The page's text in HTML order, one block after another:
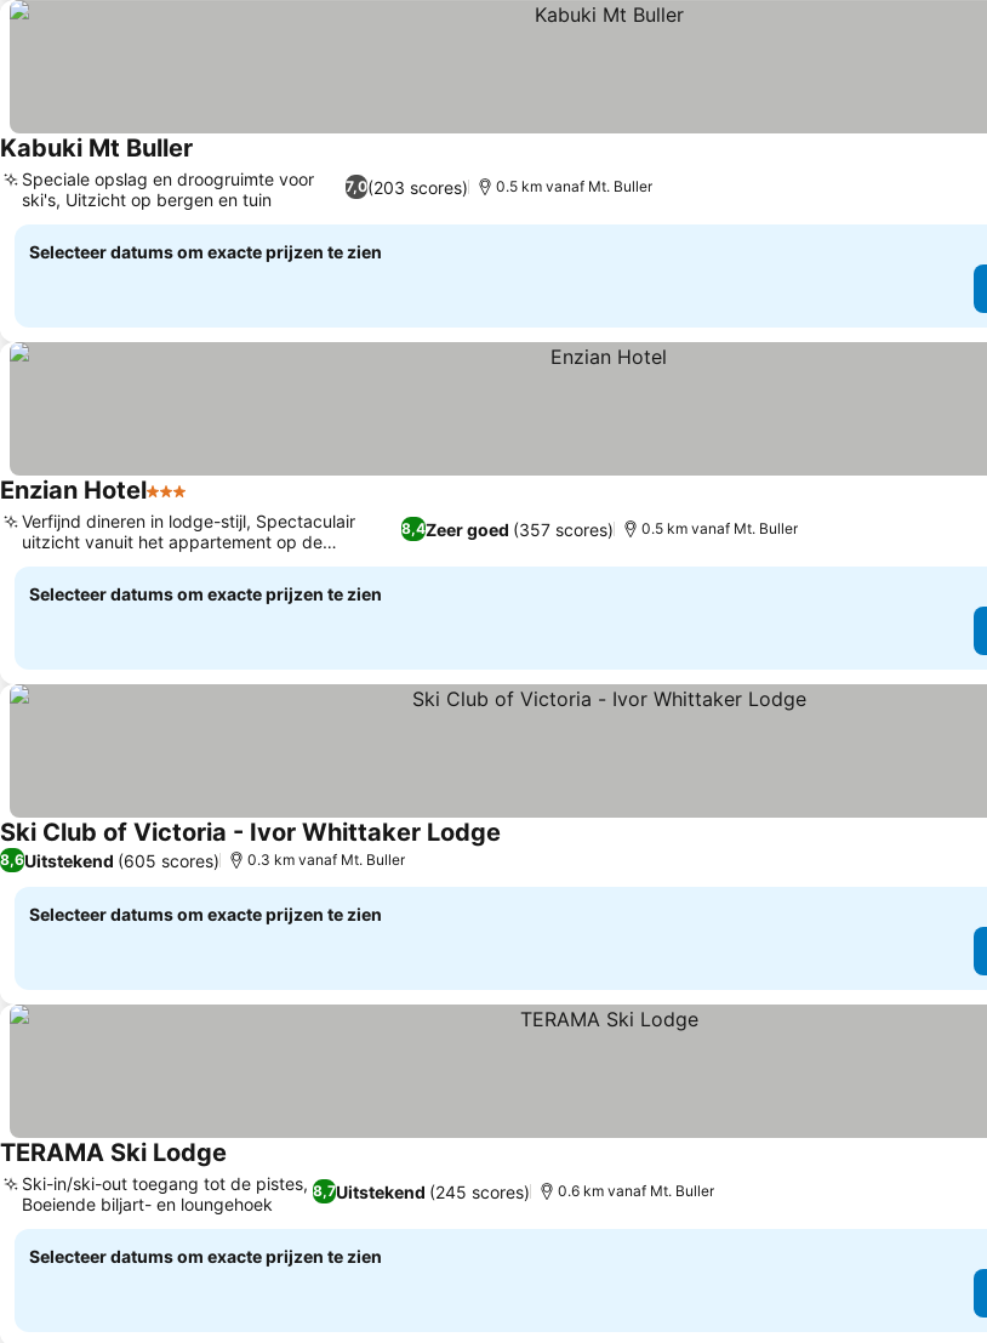
Kabuki Mt Buller
7,0(203 scores)
Speciale opslag en droogruimte voor
ski's, Uitzicht op bergen en tuin
0.5 km vanaf Mt. Buller
Selecteer datums om exacte prijzen te zien
Enzian Hotel3 Sterren
8,4Zeer goed (357 scores)
Verfijnd dineren in lodge-stijl, Spectaculair
uitzicht vanuit het appartement op de
bovenste verdieping
0.5 km vanaf Mt. Buller
Selecteer datums om exacte prijzen te zien
Ski Club of Victoria - Ivor Whittaker Lodge
8,6Uitstekend (605 scores) 0.3 km vanaf Mt. Buller
Selecteer datums om exacte prijzen te zien
TERAMA Ski Lodge
8,7Uitstekend (245 scores)
Ski-in/ski-out toegang tot de pistes,
Boeiende biljart- en loungehoek
0.6 km vanaf Mt. Buller
Selecteer datums om exacte prijzen te zien